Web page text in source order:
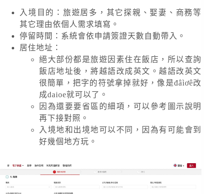
入境目的：旅遊居多，其它探親、娶妻、商務等
其它理由依個人需求填寫。
停留時間：系統會依申請簽證天數自動帶入。
居住地址：
絕大部份都是旅遊因素住在飯店，所以查詢
飯店地址後，將越語改成英文。越語改英文
很簡單，把字的符號拿掉就好，像是đâìơê改
成daioe就可以了。
因為還要要省區的細項，可以參考圖示說明
再下接對照。
入境地和出境地可以不同，因為有可能會到
好幾個地方玩。